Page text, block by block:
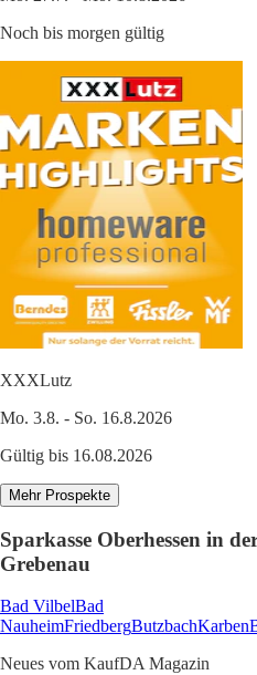
Noch bis morgen gültig
XXXLutz
Mo. 3.8. - So. 16.8.2026
Gültig bis 16.08.2026
Mehr Prospekte
Sparkasse Oberhessen in
Grebenau
Bad VilbelBad
NauheimFriedbergButzbachKarben
Neues vom KaufDA Magazin